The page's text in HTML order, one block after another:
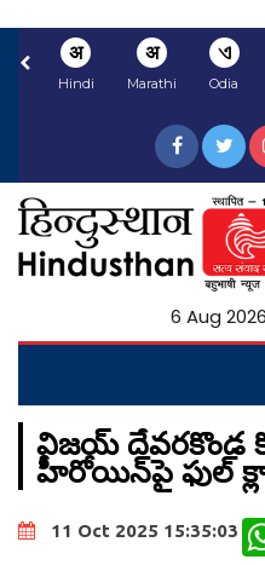
अ
Hindi
अ
Marathi
ଏ
Odia
6 Aug 2026,
విజయ్ దేవరకొండ
హీరోయిన్‌పై ఫుల్
11 Oct 2025 15:35:03